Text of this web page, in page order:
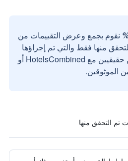
نقوم بجمع وعرض التقييمات من
منها فقط والتي تم إجراؤها
بواسطة مستخدمين حقيقيين مع HotelsCombined أو
الموثوقين.